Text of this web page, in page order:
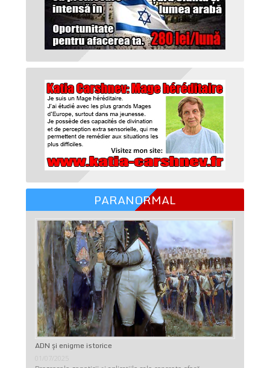
PARANORMAL
ADN şi enigme istorice
01/07/2025